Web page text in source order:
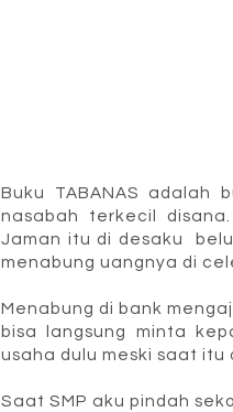
Buku TABANAS adalah
nasabah terkecil
Jaman itu di desaku
menabung uangnya di
Menabung di bank
bisa langsung minta
usaha dulu meski saat itu
Saat SMP aku pindah